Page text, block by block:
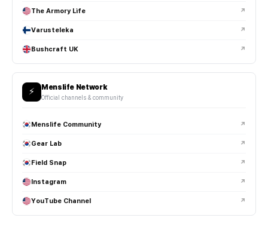
The Armory Life ↗
Varusteleka ↗
Bushcraft UK ↗
⚡ Menslife Network
Official channels & community
Menslife Community ↗
Gear Lab ↗
Field Snap ↗
Instagram ↗
YouTube Channel ↗